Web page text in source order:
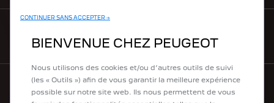
TROUVEZ UN POINT DE VENTE
BOUTIQUE LIFESTYLE
CONTINUER SANS ACCEPTER →
BIENVENUE CHEZ PEUGEOT
Nous utilisons des cookies et/ou d’autres outils de suivi
(les « Outils ») afin de vous garantir la meilleure expérience
possible sur notre site web. Ils nous permettent de vous